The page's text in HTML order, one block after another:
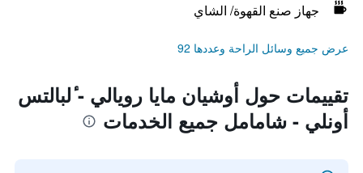
جهاز صنع القهوة/ الشاي
عرض جميع وسائل الراحة وعددها 92
تقييمات حول أوشيان مايا رويالي - ٔلبالتس
أونلي - شامامل جميع الخدمات